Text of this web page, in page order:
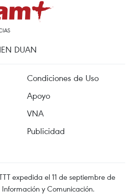
DUAN
Condiciones de Uso
Apoyo
VNA
Publicidad
expedida el 11 de septiembre de
y Comunicación.